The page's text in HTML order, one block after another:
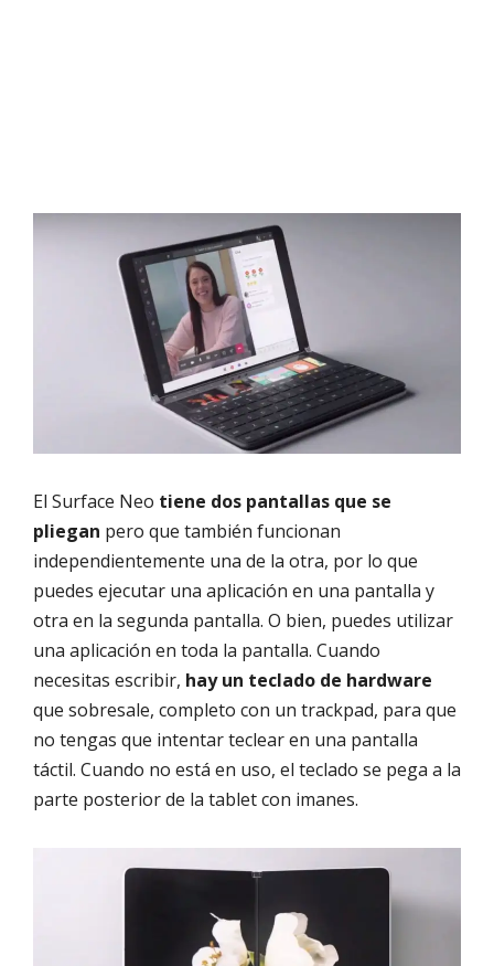
El Surface Neo tiene dos pantallas que se
pliegan pero que también funcionan
independientemente una de la otra, por lo que
puedes ejecutar una aplicación en una pantalla y
otra en la segunda pantalla. O bien, puedes utilizar
una aplicación en toda la pantalla. Cuando
necesitas escribir, hay un teclado de hardware
que sobresale, completo con un trackpad, para que
no tengas que intentar teclear en una pantalla
táctil. Cuando no está en uso, el teclado se pega a la
parte posterior de la tablet con imanes.